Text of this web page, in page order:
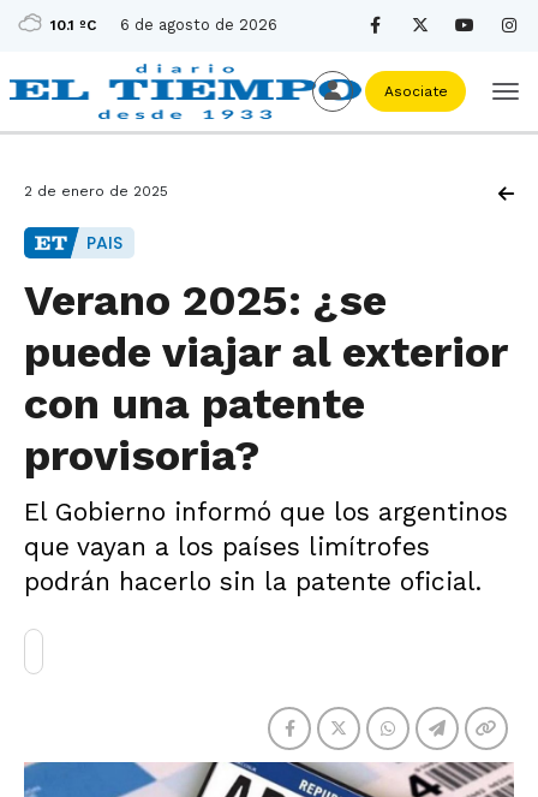
10.1 ºC 6 de agosto de 2026
Asociate
2 de enero de 2025
PAIS
Verano 2025: ¿se
puede viajar al exterior
con una patente
provisoria?
El Gobierno informó que los argentinos
que vayan a los países limítrofes
podrán hacerlo sin la patente oficial.